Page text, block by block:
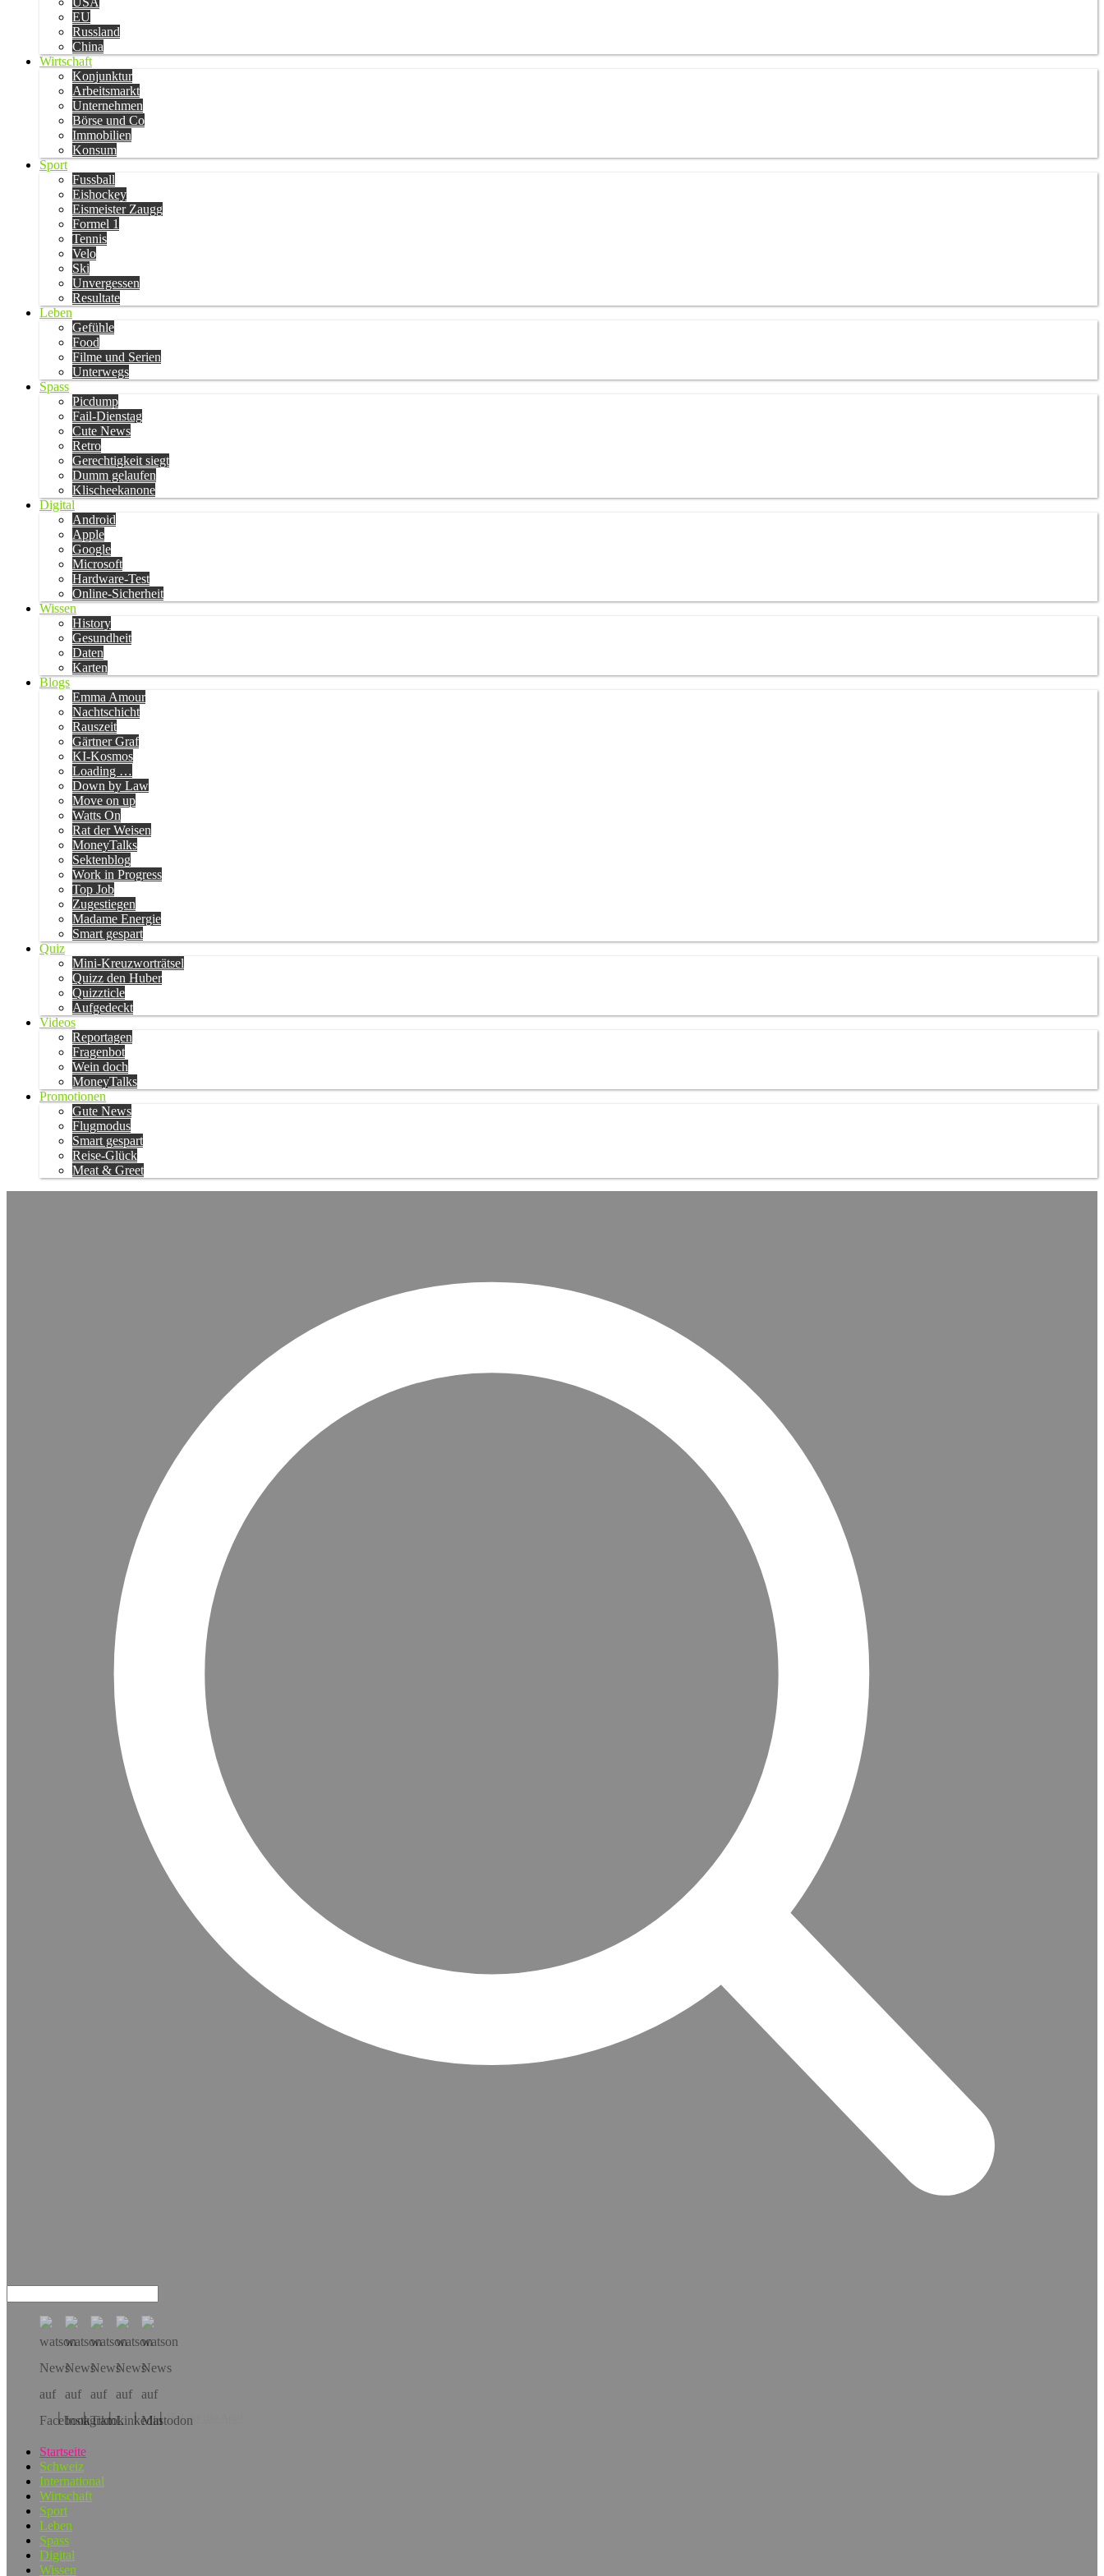
EU
Russland
China
Wirtschaft
Konjunktur
Arbeitsmarkt
Unternehmen
Börse und Co
Immobilien
Konsum
Sport
Fussball
Eishockey
Eismeister Zaugg
Formel 1
Tennis
Velo
Ski
Unvergessen
Resultate
Leben
Gefühle
Food
Filme und Serien
Unterwegs
Spass
Picdump
Fail-Dienstag
Cute News
Retro
Gerechtigkeit siegt
Dumm gelaufen
Klischeekanone
Digital
Android
Apple
Google
Microsoft
Hardware-Test
Online-Sicherheit
Wissen
History
Gesundheit
Daten
Karten
Blogs
Emma Amour
Nachtschicht
Rauszeit
Gärtner Graf
KI-Kosmos
Loading …
Down by Law
Move on up
Watts On
Rat der Weisen
MoneyTalks
Sektenblog
Work in Progress
Top Job
Zugestiegen
Madame Energie
Smart gespart
Quiz
Mini-Kreuzworträtsel
Quizz den Huber
Quizzticle
Aufgedeckt
Videos
Reportagen
Fragenbot
Wein doch
MoneyTalks
Promotionen
Gute News
Flugmodus
Smart gespart
Reise-Glück
Meat & Greet
Hol dir die App!
Startseite
Schweiz
International
Wirtschaft
Sport
Leben
Spass
Digital
Wissen